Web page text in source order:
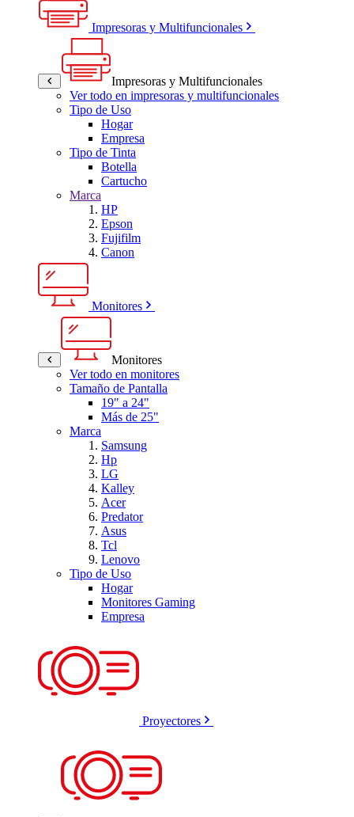
Impresoras y Multifuncionales
Impresoras y Multifuncionales
Ver todo en impresoras y multifuncionales
Tipo de Uso
Hogar
Empresa
Tipo de Tinta
Botella
Cartucho
Marca
HP
Epson
Fujifilm
Canon
Monitores
Monitores
Ver todo en monitores
Tamaño de Pantalla
19" a 24"
Más de 25"
Marca
Samsung
Hp
LG
Kalley
Acer
Predator
Asus
Tcl
Lenovo
Tipo de Uso
Hogar
Monitores Gaming
Empresa
Proyectores